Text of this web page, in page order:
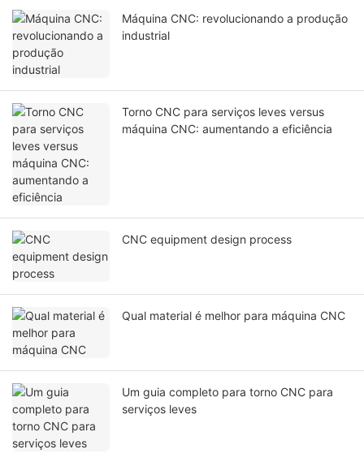
Máquina CNC: revolucionando a produção
industrial
Torno CNC para serviços leves versus
máquina CNC: aumentando a eficiência
CNC equipment design process
Qual material é melhor para máquina CNC
Um guia completo para torno CNC para
serviços leves